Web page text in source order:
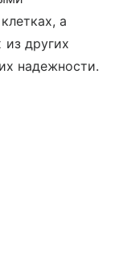
а
других
надежности.